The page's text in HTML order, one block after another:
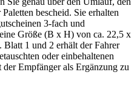
bescheid. Sie erhalten
3-fach und
Größe (B x H) von ca. 22,5 x
1 und 2 erhält der Fahrer
oder einbehaltenen
Empfänger als Ergänzung zu